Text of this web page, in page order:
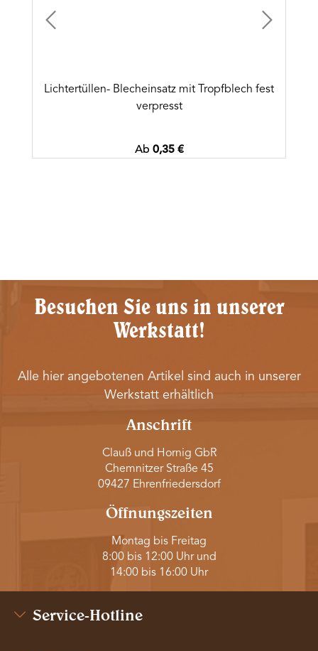
Lichtertüllen- Blecheinsatz mit Tropfblech fest
verpresst
Regulärer Preis:
Ab 0,35 €
Besuchen Sie uns in unserer
Werkstatt!
Alle hier angebotenen Artikel sind auch in unserer
Werkstatt erhältlich
Anschrift
Clauß und Hornig GbR
Chemnitzer Straße 45
09427 Ehrenfriedersdorf
Öffnungszeiten
Montag bis Freitag
8:00 bis 12:00 Uhr und
14:00 bis 16:00 Uhr
Service-Hotline